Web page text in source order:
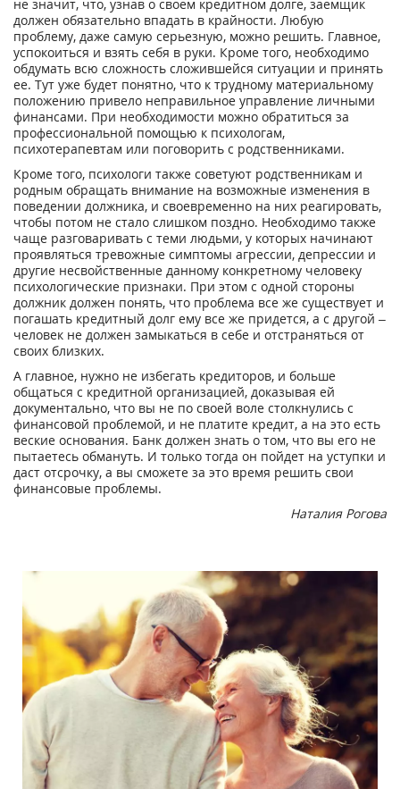
не значит, что, узнав о своем кредитном долге, заемщик
должен обязательно впадать в крайности. Любую
проблему, даже самую серьезную, можно решить. Главное,
успокоиться и взять себя в руки. Кроме того, необходимо
обдумать всю сложность сложившейся ситуации и принять
ее. Тут уже будет понятно, что к трудному материальному
положению привело неправильное управление личными
финансами. При необходимости можно обратиться за
профессиональной помощью к психологам,
психотерапевтам или поговорить с родственниками.
Кроме того, психологи также советуют родственникам и
родным обращать внимание на возможные изменения в
поведении должника, и своевременно на них реагировать,
чтобы потом не стало слишком поздно. Необходимо также
чаще разговаривать с теми людьми, у которых начинают
проявляться тревожные симптомы агрессии, депрессии и
другие несвойственные данному конкретному человеку
психологические признаки. При этом с одной стороны
должник должен понять, что проблема все же существует и
погашать кредитный долг ему все же придется, а с другой –
человек не должен замыкаться в себе и отстраняться от
своих близких.
А главное, нужно не избегать кредиторов, и больше
общаться с кредитной организацией, доказывая ей
документально, что вы не по своей воле столкнулись с
финансовой проблемой, и не платите кредит, а на это есть
веские основания. Банк должен знать о том, что вы его не
пытаетесь обмануть. И только тогда он пойдет на уступки и
даст отсрочку, а вы сможете за это время решить свои
финансовые проблемы.
Наталия Рогова